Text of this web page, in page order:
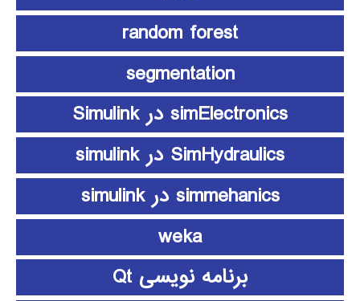
random forest
segmentation
simElectronics در Simulink
SimHydraulics در simulink
simmehanics در simulink
weka
برنامه نویسی Qt